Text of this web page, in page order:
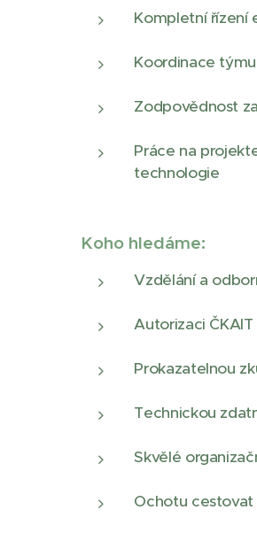
Kompletní řízení
Koordinace
Zodpovědnost
Práce na
technologie
Koho hledáme:
Vzdělání a
Autorizaci
Prokazatelnou
Technickou
Skvělé
Ochotu cestovat